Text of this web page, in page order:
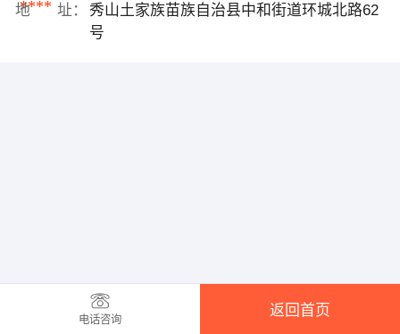
****
地 址：
秀山土家族苗族自治县中和街道环城北路62
号
电话咨询
返回首页